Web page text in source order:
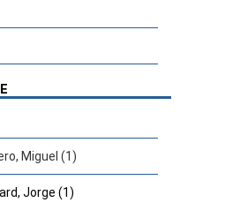
Miguel (1)
Jorge (1)